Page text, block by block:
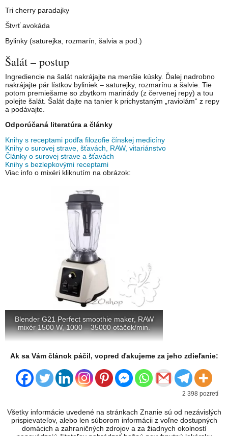
Tri cherry paradajky
Štvrť avokáda
Bylinky (saturejka, rozmarín, šalvia a pod.)
Šalát – postup
Ingrediencie na šalát nakrájajte na menšie kúsky. Ďalej nadrobno
nakrájajte pár lístkov byliniek – saturejky, rozmarínu a šalvie. Tie
potom premiešame so zbytkom marinády (z červenej repy) a tou
polejte šalát. Šalát dajte na tanier k prichystaným „raviolám“ z repy
a podávajte.
Odporúčaná literatúra a články
Knihy s receptami podľa filozofie čínskej medicíny
Knihy o surovej strave, šťavách, RAW, vitariánstvo
Články o surovej strave a šťavách
Knihy s bezlepkovými receptami
Viac info o mixéri kliknutím na obrázok:
Blender G21 Perfect smoothie maker, RAW
mixér 1500 W, 1000 – 35000 otáčok/min.
Ak sa Vám článok páčil, vopred ďakujeme za jeho zdieľanie:
2 398 pozretí
Všetky informácie uvedené na stránkach Znanie sú od nezávislých
prispievateľov, alebo len súborom informácii z voľne dostupných
domácich a zahraničných zdrojov a za žiadnych okolností